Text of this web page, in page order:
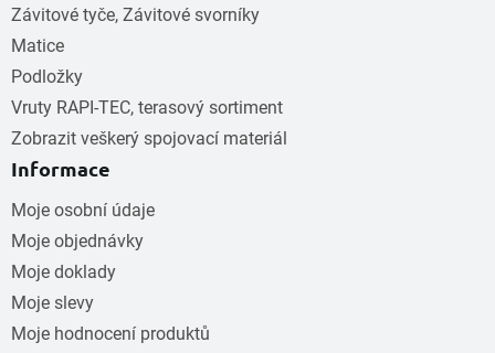
Závitové tyče, Závitové svorníky
Matice
Podložky
Vruty RAPI-TEC, terasový sortiment
Zobrazit veškerý spojovací materiál
Informace
Moje osobní údaje
Moje objednávky
Moje doklady
Moje slevy
Moje hodnocení produktů